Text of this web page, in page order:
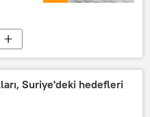
Suriye'deki hedefleri